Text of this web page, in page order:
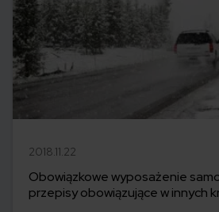
2018.11.22
Obowiązkowe wyposażenie
przepisy obowiązujące w innych